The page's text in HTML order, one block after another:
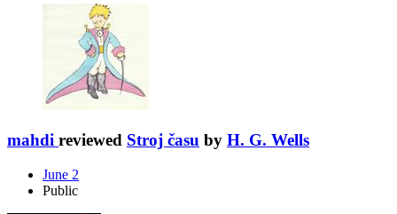
mahdi reviewed Stroj času by H. G. Wells
June 2
Public